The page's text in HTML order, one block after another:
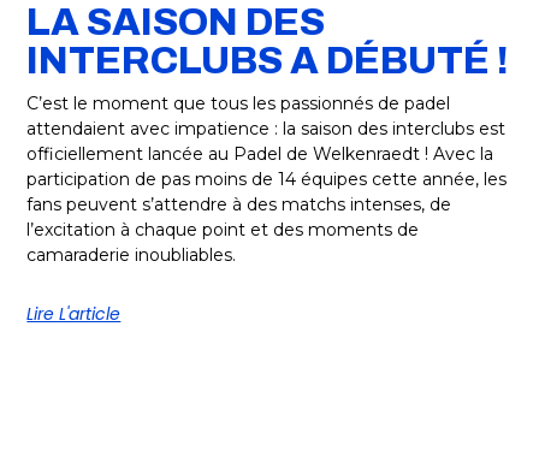
LA SAISON DES
INTERCLUBS A DÉBUTÉ !
C’est le moment que tous les passionnés de padel
attendaient avec impatience : la saison des interclubs est
officiellement lancée au Padel de Welkenraedt ! Avec la
participation de pas moins de 14 équipes cette année, les
fans peuvent s’attendre à des matchs intenses, de
l’excitation à chaque point et des moments de
camaraderie inoubliables.
Lire L'article